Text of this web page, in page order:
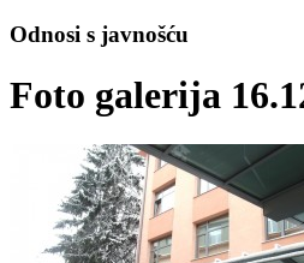
Odnosi s javnošću
Foto galerija